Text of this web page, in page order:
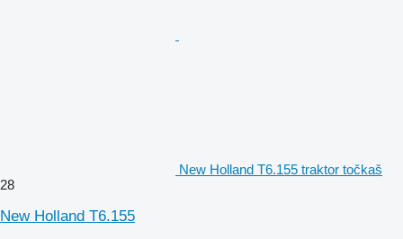
New Holland T6.155 traktor točkaš
28
New Holland T6.155